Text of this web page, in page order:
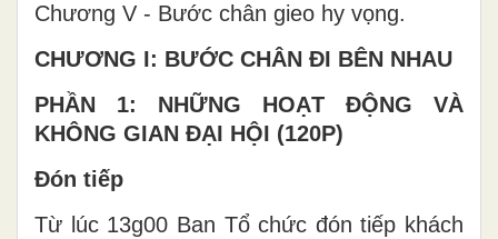
Chương V - Bước chân gieo hy vọng.
CHƯƠNG I: BƯỚC CHÂN ĐI BÊN NHAU
PHẦN 1: NHỮNG HOẠT ĐỘNG VÀ
KHÔNG GIAN ĐẠI HỘI (120P)
Đón tiếp
Từ lúc 13g00 Ban Tổ chức đón tiếp khách